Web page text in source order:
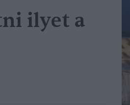
ilyet a